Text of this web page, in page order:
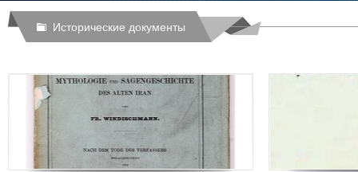
Исторические документы